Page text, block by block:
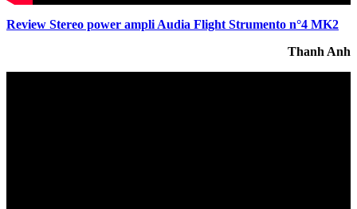
Review Stereo power ampli Audia Flight Strumento n°4 MK2
Thanh Anh